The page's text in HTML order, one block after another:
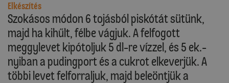
Elkészítés
Szokásos módon 6 tojásból piskótát sütünk,
majd ha kihűlt, félbe vágjuk. A felfogott
meggylevet kipótoljuk 5 dl-re vízzel, és 5 ek.-
nyiban a pudingport és a cukrot elkeverjük. A
többi levet felforraljuk, majd beleöntjük a